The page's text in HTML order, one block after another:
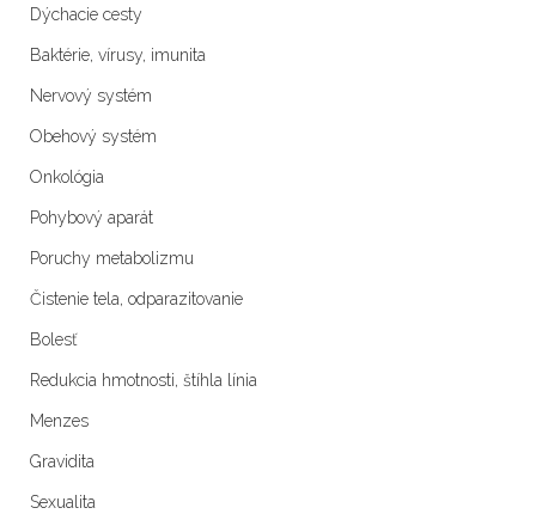
Dýchacie cesty
Baktérie, vírusy, imunita
Nervový systém
Obehový systém
Onkológia
Pohybový aparát
Poruchy metabolizmu
Čistenie tela, odparazitovanie
Bolesť
Redukcia hmotnosti, štíhla línia
Menzes
Gravidita
Sexualita